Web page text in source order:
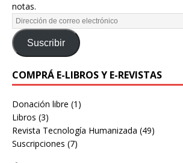
notas.
Suscribir
COMPRÁ E-LIBROS Y E-REVISTAS
Donación libre (1)
Libros (3)
Revista Tecnología Humanizada (49)
Suscripciones (7)